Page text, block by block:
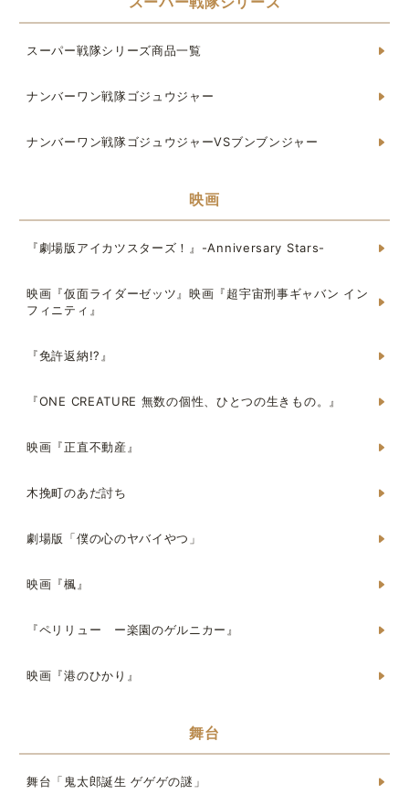
スーパー戦隊シリーズ商品一覧
ナンバーワン戦隊ゴジュウジャー
ナンバーワン戦隊ゴジュウジャーVSブンブンジャー
映画
『劇場版アイカツスターズ！』-Anniversary Stars-
映画『仮面ライダーゼッツ』映画『超宇宙刑事ギャバン イン
フィニティ』
『免許返納!?』
『ONE CREATURE 無数の個性、ひとつの生きもの。』
映画『正直不動産』
木挽町のあだ討ち
劇場版「僕の心のヤバイやつ」
映画『楓』
『ペリリュー ー楽園のゲルニカー』
映画『港のひかり』
舞台
舞台「鬼太郎誕生 ゲゲゲの謎」